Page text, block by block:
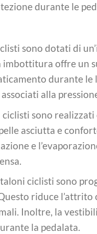
durante le
sono dotati di
offre un
durante
alla
sono
asciutta e
e
ciclisti sono
riduce l’attrito
Inoltre, la
la pedalata.